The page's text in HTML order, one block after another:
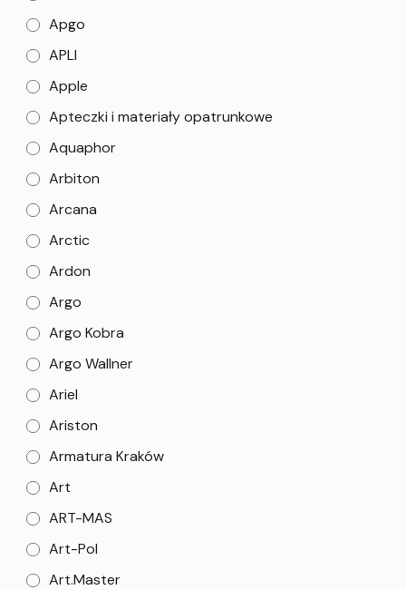
Apgo
APLI
Apple
Apteczki i materiały opatrunkowe
Aquaphor
Arbiton
Arcana
Arctic
Ardon
Argo
Argo Kobra
Argo Wallner
Ariel
Ariston
Armatura Kraków
Art
ART-MAS
Art-Pol
Art.Master